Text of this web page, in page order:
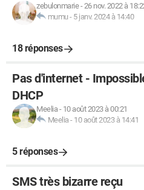
zebulonmarie-26 nov. 2022 à
mumu- 5 janv. 2024 à 14:40
18 réponses
Pas d'internet -
DHCP
Meelia- 10 août 2023 à 00:21
Meelia - 10 août 2023 à 14:41
5 réponses
SMS très bizarre reçu